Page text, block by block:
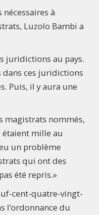
à
Luzolo Bambi a
juridictions au pays.
dans ces juridictions
Puis, il y aura une
magistrats nommés,
étaient mille au
un problème
qui ont des
été repris.»
cent-quatre-vingt-
l’ordonnance du